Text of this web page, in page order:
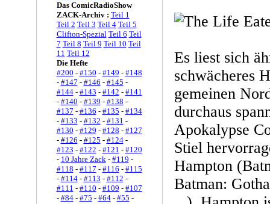
Das ComicRadioShow
ZACK-Archiv : Teil 1
Teil 2 Teil 3 Teil 4 Teil 5
Clifton-Spezial Teil 6 Teil
7 Teil 8 Teil 9 Teil 10 Teil
11 Teil 12
Die Hefte
#200 - #150 - #149 - #148
- #147 - #146 - #145 -
#144- #143 - #142 - #141
- #140 - #139 - #138 -
#137 - #136 - #135 - #134
- #133 - #132 - #131 -
#130 - #129 - #128 - #127
- #126 - #125 - #124-
#123 - #122 - #121 - #120
- 10 Jahre Zack- #119 -
#118 - #117 - #116 - #115
- #114- #113 - #112 -
#111 - #110 - #109 - #107
- #84- #75 - #64- #55 -
Es liest sich
schwächeres
gemeinen
durchaus
Apokalypse
Stiel
Hampton
Batman: